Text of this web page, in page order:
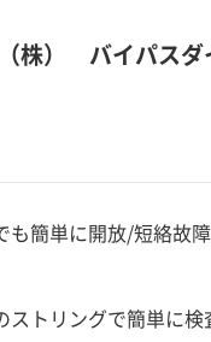
（株） バイパスダ
も簡単に開放/短絡故
ストリングで簡単に検